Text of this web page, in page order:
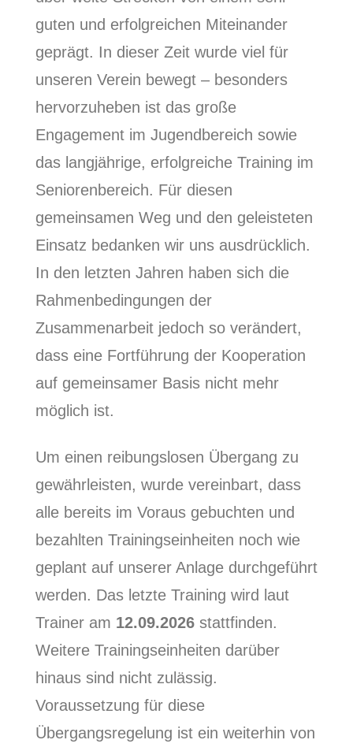
guten und erfolgreichen Miteinander
geprägt. In dieser Zeit wurde viel für
unseren Verein bewegt – besonders
hervorzuheben ist das große
Engagement im Jugendbereich sowie
das langjährige, erfolgreiche Training im
Seniorenbereich. Für diesen
gemeinsamen Weg und den geleisteten
Einsatz bedanken wir uns ausdrücklich.
In den letzten Jahren haben sich die
Rahmenbedingungen der
Zusammenarbeit jedoch so verändert,
dass eine Fortführung der Kooperation
auf gemeinsamer Basis nicht mehr
möglich ist.
Um einen reibungslosen Übergang zu
gewährleisten, wurde vereinbart, dass
alle bereits im Voraus gebuchten und
bezahlten Trainingseinheiten noch wie
geplant auf unserer Anlage durchgeführt
werden. Das letzte Training wird laut
Trainer am 12.09.2026stattfinden.
Weitere Trainingseinheiten darüber
hinaus sind nicht zulässig.
Voraussetzung für diese
Übergangsregelung ist ein weiterhin von